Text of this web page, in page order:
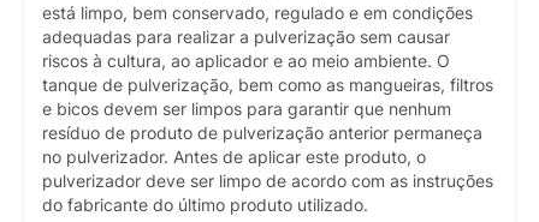
está limpo, bem conservado, regulado e em condições
adequadas para realizar a pulverização sem causar
riscos à cultura, ao aplicador e ao meio ambiente. O
tanque de pulverização, bem como as mangueiras, filtros
e bicos devem ser limpos para garantir que nenhum
resíduo de produto de pulverização anterior permaneça
no pulverizador. Antes de aplicar este produto, o
pulverizador deve ser limpo de acordo com as instruções
do fabricante do último produto utilizado.